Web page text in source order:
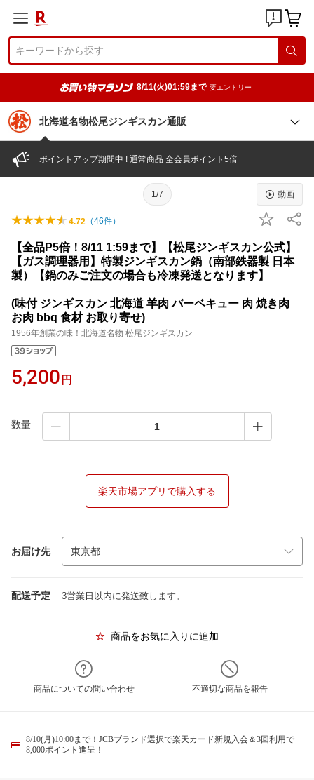
8/11(火)01:59まで 要エントリー
北海道名物松尾ジンギスカン通販
ポイントアップ期間中 ! 通常商品 全会員ポイント5倍
1/7 動画
4.72 （46件）
【全品P5倍！8/11 1:59まで】【松尾ジンギスカン公式】
【ガス調理器用】特製ジンギスカン鍋（南部鉄器製 日本
製）【鍋のみご注文の場合も冷凍発送となります】
(味付 ジンギスカン 北海道 羊肉 バーベキュー 肉 焼き肉
お肉 bbq 食材 お取り寄せ)
1956年創業の味！北海道名物 松尾ジンギスカン
5,200 円
数量
楽天市場アプリで購入する
お届け先
配送予定 3営業日以内に発送致します。
商品をお気に入りに追加
商品についての問い合わせ 不適切な商品を報告
8/10(月)10:00まで！JCBブランド選択で楽天カード新規入会＆3回利用で
8,000ポイント進呈！